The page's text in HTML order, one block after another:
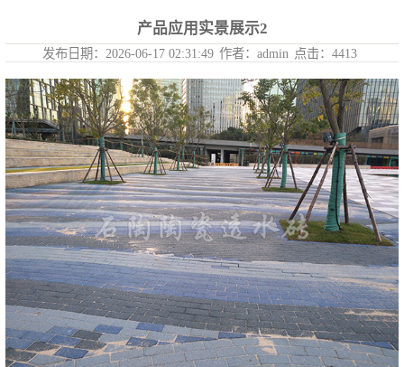
产品应用实景展示2
发布日期： 2026-06-17 02:31:49 作者： admin 点击： 4413